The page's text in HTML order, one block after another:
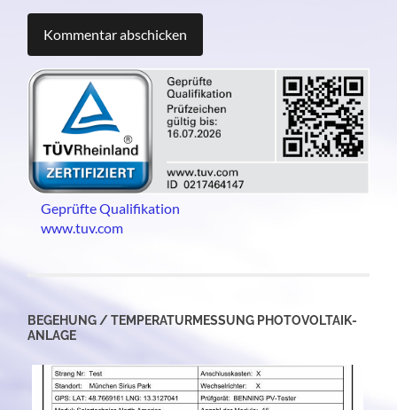
Geprüfte Qualifikation
www.tuv.com
BEGEHUNG / TEMPERATURMESSUNG PHOTOVOLTAIK-
ANLAGE